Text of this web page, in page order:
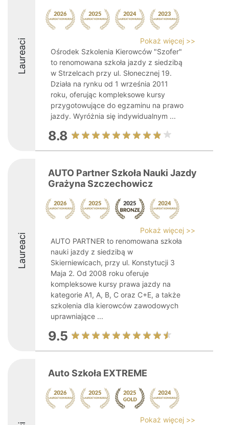
Laureaci
Pokaż więcej >>
Ośrodek Szkolenia Kierowców "Szofer"
to renomowana szkoła jazdy z siedzibą
w Strzelcach przy ul. Słonecznej 19.
Działa na rynku od 1 września 2011
roku, oferując kompleksowe kursy
przygotowujące do egzaminu na prawo
jazdy. Wyróżnia się indywidualnym ...
8.8
Laureaci
AUTO Partner Szkoła Nauki Jazdy
Grażyna Szczechowicz
Pokaż więcej >>
AUTO PARTNER to renomowana szkoła
nauki jazdy z siedzibą w
Skierniewicach, przy ul. Konstytucji 3
Maja 2. Od 2008 roku oferuje
kompleksowe kursy prawa jazdy na
kategorie A1, A, B, C oraz C+E, a także
szkolenia dla kierowców zawodowych
uprawniające ...
9.5
Auto Szkoła EXTREME
Pokaż więcej >>